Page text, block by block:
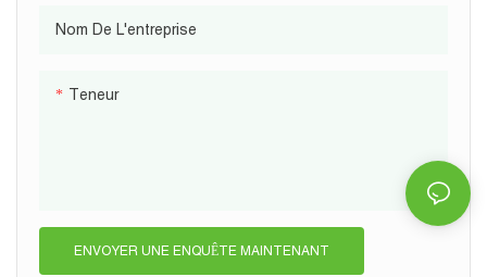
Nom De L'entreprise
Teneur
ENVOYER UNE ENQUÊTE MAINTENANT